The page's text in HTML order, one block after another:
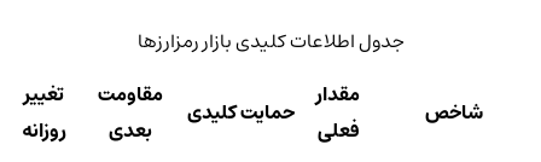
جدول اطلاعات کلیدی بازار رمزارزها
شاخص
مقدار
فعلی
حمایت کلیدی
مقاومت
بعدی
تغییر
روزانه